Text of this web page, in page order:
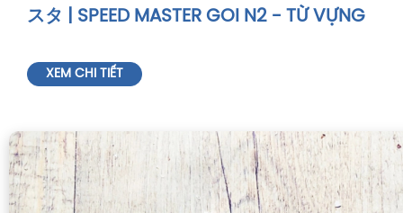
スタ | SPEED MASTER GOI N2 - TỪ VỰNG
XEM CHI TIẾT